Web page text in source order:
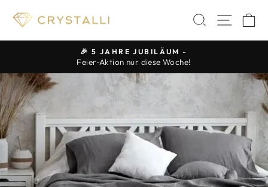
zum
SUCHE
Pause
Diashow
🎉 5 JAHRE JUBILÄUM -
Feier-Aktion nur diese Woche!